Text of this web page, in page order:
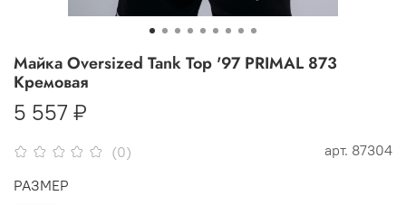
(0) арт. 87304
Майка Oversized Tank Top '97 PRIMAL 873
Кремовая
5 557 ₽
РАЗМЕР